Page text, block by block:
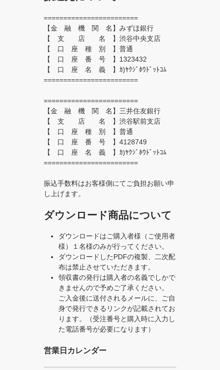
========================
【金 融 機 関 名】みずほ銀行
【 支 店 名 】渋谷中央支店
【 口 座 種 別 】普通
【 口 座 番 号 】1323432
【 口 座 名 義 】ｶ)ﾔｸｼﾞﾎｳﾄﾞｯﾄｺﾑ
========================
========================
【金 融 機 関 名】三井住友銀行
【 支 店 名 】渋谷駅前支店
【 口 座 種 別 】普通
【 口 座 番 号 】4128749
【 口 座 名 義 】ｶ)ﾔｸｼﾞﾎｳﾄﾞｯﾄｺﾑ
========================
振込手数料はお客様側にてご負担お願い申
し上げます。
ダウンロード商品について
ダウンロードはご購入者様（ご使用者
様）１名様のみが行ってください。
ダウンロードしたPDFの複製、二次配
布は禁止させていただきます。
領収書の発行は購入者の名義でしかで
きませんので予めご了承ください。
ご入金後に送付されるメールに、ご自
身で発行できるリンクが記載されてお
ります。（受注番号と購入時に入力し
た電話番号が必要になります）
営業日カレンダー